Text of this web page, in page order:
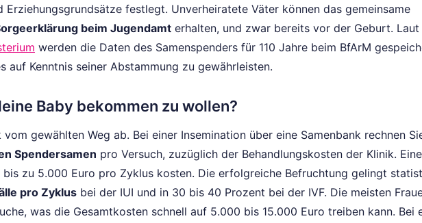
Erziehungsgrundsätze festlegt. Unverheiratete Väter können das gemeinsame
beim Jugendamt erhalten, und zwar bereits vor der Geburt. Laut
werden die Daten des Samenspenders für 110 Jahre beim BfArM
auf Kenntnis seiner Abstammung zu gewährleisten.
Baby bekommen zu wollen?
gewählten Weg ab. Bei einer Insemination über eine Samenbank rechnen
Spendersamen pro Versuch, zuzüglich der Behandlungskosten der Klinik.
bis zu 5.000 Euro pro Zyklus kosten. Die erfolgreiche Befruchtung gelingt
pro Zyklus bei der IUI und in 30 bis 40 Prozent bei der IVF. Die meisten
was die Gesamtkosten schnell auf 5.000 bis 15.000 Euro treiben kann. Bei